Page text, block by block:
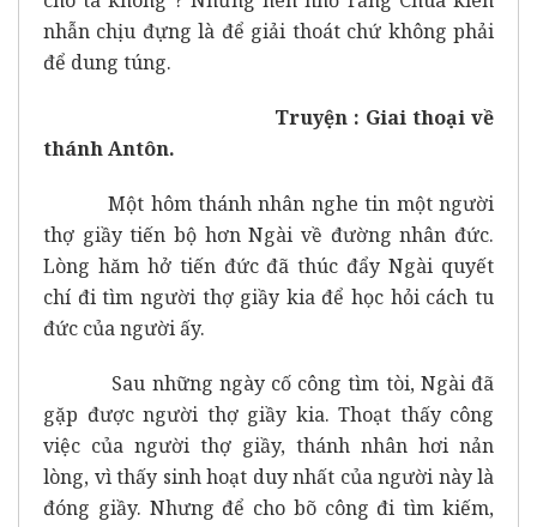
nhẫn chịu đựng là để giải thoát chứ không phải
để dung túng.
Truyện : Giai thoại về
thánh Antôn.
Một hôm thánh nhân nghe tin một người
thợ giầy tiến bộ hơn Ngài về đường nhân đức.
Lòng hăm hở tiến đức đã thúc đẩy Ngài quyết
chí đi tìm người thợ giầy kia để học hỏi cách tu
đức của người ấy.
Sau những ngày cố công tìm tòi, Ngài đã
gặp được người thợ giầy kia. Thoạt thấy công
việc của người thợ giầy, thánh nhân hơi nản
lòng, vì thấy sinh hoạt duy nhất của người này là
đóng giầy. Nhưng để cho bõ công đi tìm kiếm,